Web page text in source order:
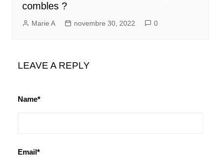
combles ?
Marie A novembre 30, 2022 0
LEAVE A REPLY
Name*
Email*